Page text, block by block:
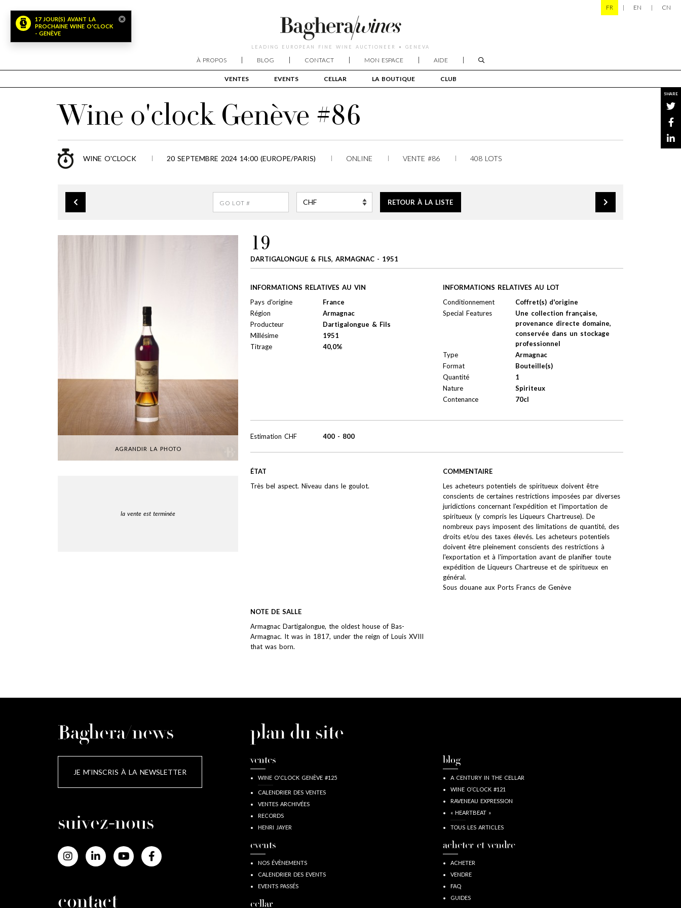
LEADING EUROPEAN FINE WINE AUCTIONEER • GENEVA
VENTES EVENTS CELLAR LA BOUTIQUE CLUB
À PROPOS BLOG CONTACT MON ESPACE AIDE
FR EN CN
17 JOUR(S) AVANT LA
PROCHAINE WINE O'CLOCK
- GENÈVE
SHARE
Wine o'clock Genève #86
WINE O'CLOCK 20 SEPTEMBRE 2024 14:00 (EUROPE/PARIS) ONLINE VENTE #86 408 LOTS
RETOUR À LA LISTE
AGRANDIR LA PHOTO
la vente est terminée
19
DARTIGALONGUE & FILS, ARMAGNAC - 1951
INFORMATIONS RELATIVES AU VIN
Pays d'origine
France
Région
Armagnac
Producteur
Dartigalongue & Fils
Millésime
1951
Titrage
40,0%
INFORMATIONS RELATIVES AU LOT
Conditionnement
Coffret(s) d'origine
Special Features
Une collection française,
provenance directe domaine,
conservée dans un stockage
professionnel
Type
Armagnac
Format
Bouteille(s)
Quantité
1
Nature
Spiriteux
Contenance
70cl
Estimation CHF 400 - 800
ÉTAT
Très bel aspect. Niveau dans le goulot.
COMMENTAIRE
Les acheteurs potentiels de spiritueux doivent être
conscients de certaines restrictions imposées par diverses
juridictions concernant l'expédition et l'importation de
spiritueux (y compris les Liqueurs Chartreuse). De
nombreux pays imposent des limitations de quantité, des
droits et/ou des taxes élevés. Les acheteurs potentiels
doivent être pleinement conscients des restrictions à
l'exportation et à l'importation avant de planifier toute
expédition de Liqueurs Chartreuse et de spiritueux en
général.
Sous douane aux Ports Francs de Genève
NOTE DE SALLE
Armagnac Dartigalongue, the oldest house of Bas-
Armagnac. It was in 1817, under the reign of Louis XVIII
that was born.
Baghera/news
JE M'INSCRIS À LA NEWSLETTER
suivez-nous
contact
plan du site
ventes
WINE O'CLOCK GENÈVE #125
CALENDRIER DES VENTES
VENTES ARCHIVÉES
RECORDS
HENRI JAYER
events
NOS ÉVÈNEMENTS
CALENDRIER DES EVENTS
EVENTS PASSÉS
cellar
blog
A CENTURY IN THE CELLAR
WINE O’CLOCK #121
RAVENEAU EXPRESSION
« HEARTBEAT »
TOUS LES ARTICLES
acheter et vendre
ACHETER
VENDRE
FAQ
GUIDES